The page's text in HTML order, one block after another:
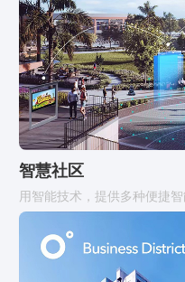
智慧社区
用智能技术，提供多种便捷